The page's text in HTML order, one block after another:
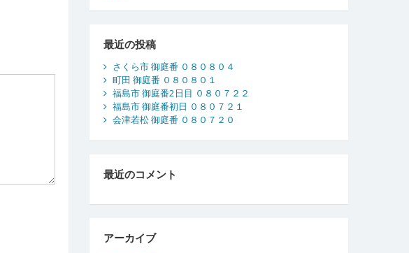
最近の投稿
さくら市 御庭番 ０８０８０４
町田 御庭番 ０８０８０１
福島市 御庭番2日目 ０８０７２２
福島市 御庭番初日 ０８０７２１
会津若松 御庭番 ０８０７２０
最近のコメント
アーカイブ